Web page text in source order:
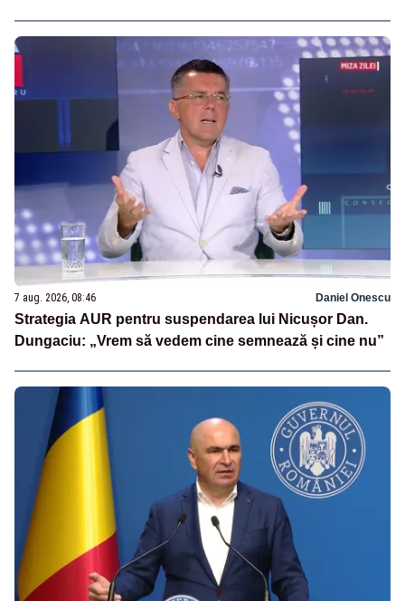
7 aug. 2026, 08:46 Daniel Onescu
Strategia AUR pentru suspendarea lui Nicușor Dan.
Dungaciu: „Vrem să vedem cine semnează și cine nu”